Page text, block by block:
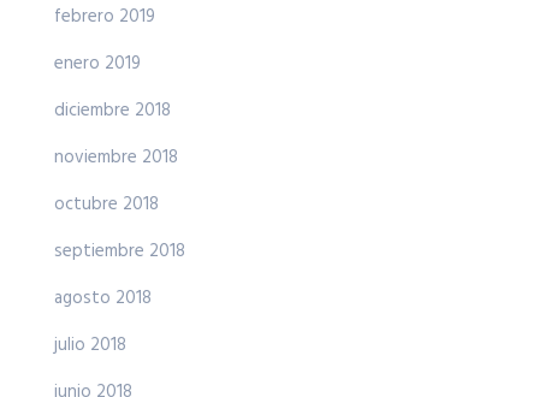
febrero 2019
enero 2019
diciembre 2018
noviembre 2018
octubre 2018
septiembre 2018
agosto 2018
julio 2018